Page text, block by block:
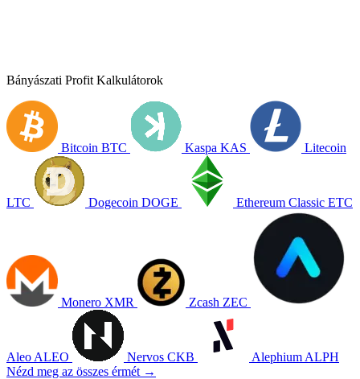
Bányászati Profit Kalkulátorok
Bitcoin BTC Kaspa KAS Litecoin
LTC Dogecoin DOGE Ethereum Classic ETC
Monero XMR Zcash ZEC
Aleo ALEO Nervos CKB Alephium ALPH
Nézd meg az összes érmét →